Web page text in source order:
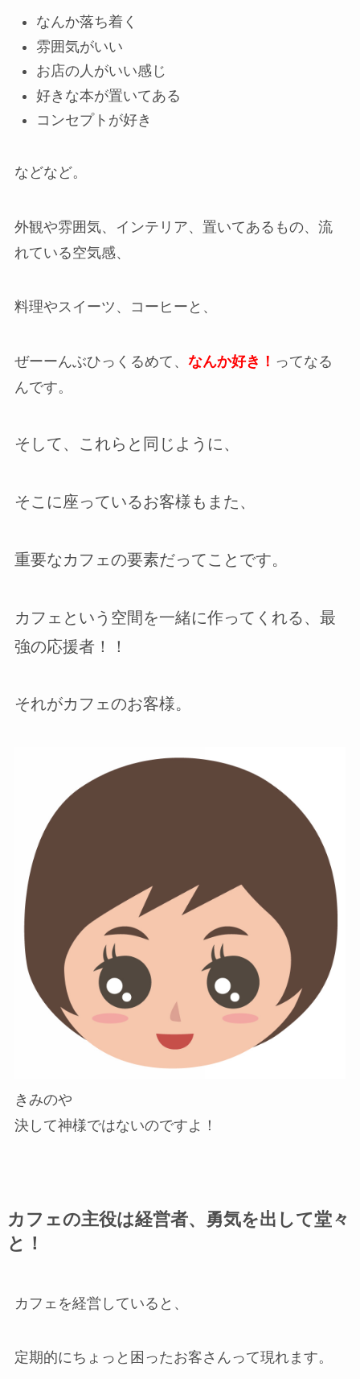
なんか落ち着く
雰囲気がいい
お店の人がいい感じ
好きな本が置いてある
コンセプトが好き
などなど。
外観や雰囲気、インテリア、置いてあるもの、流
れている空気感、
料理やスイーツ、コーヒーと、
ぜーーんぶひっくるめて、 なんか好き！ ってなる
んです。
そして、これらと同じように、
そこに座っているお客様もまた、
重要なカフェの要素だってことです。
カフェという空間を一緒に作ってくれる、 最
強の応援者！！
それがカフェのお客様。
きみのや
決して神様ではないのですよ！
カフェの主役は経営者、勇気を出して堂々
と！
カフェを経営していると、
定期的にちょっと困ったお客さんって現れます。